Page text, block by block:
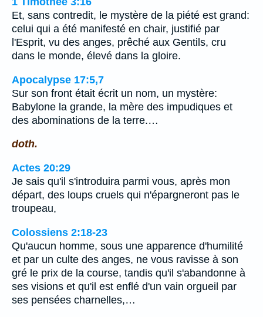
Et, sans contredit, le mystère de la piété est grand:
celui qui a été manifesté en chair, justifié par
l'Esprit, vu des anges, prêché aux Gentils, cru
dans le monde, élevé dans la gloire.
Apocalypse 17:5,7
Sur son front était écrit un nom, un mystère:
Babylone la grande, la mère des impudiques et
des abominations de la terre.…
doth.
Actes 20:29
Je sais qu'il s'introduira parmi vous, après mon
départ, des loups cruels qui n'épargneront pas le
troupeau,
Colossiens 2:18-23
Qu'aucun homme, sous une apparence d'humilité
et par un culte des anges, ne vous ravisse à son
gré le prix de la course, tandis qu'il s'abandonne à
ses visions et qu'il est enflé d'un vain orgueil par
ses pensées charnelles,…